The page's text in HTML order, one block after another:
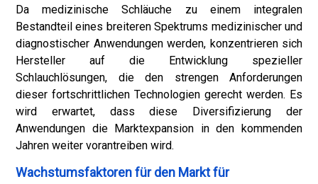
Da medizinische Schläuche zu einem integralen
Bestandteil eines breiteren Spektrums medizinischer und
diagnostischer Anwendungen werden, konzentrieren sich
Hersteller auf die Entwicklung spezieller
Schlauchlösungen, die den strengen Anforderungen
dieser fortschrittlichen Technologien gerecht werden. Es
wird erwartet, dass diese Diversifizierung der
Anwendungen die Marktexpansion in den kommenden
Jahren weiter vorantreiben wird.
Wachstumsfaktoren für den Markt für